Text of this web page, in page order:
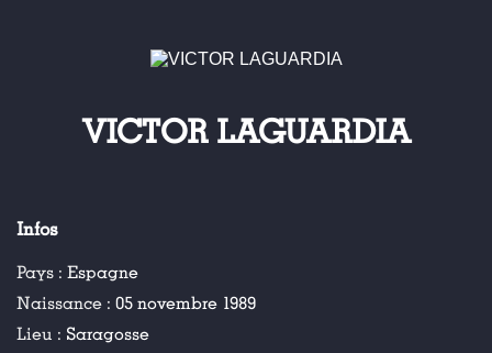
VICTOR LAGUARDIA
Infos
Pays : Espagne
Naissance : 05 novembre 1989
Lieu : Saragosse